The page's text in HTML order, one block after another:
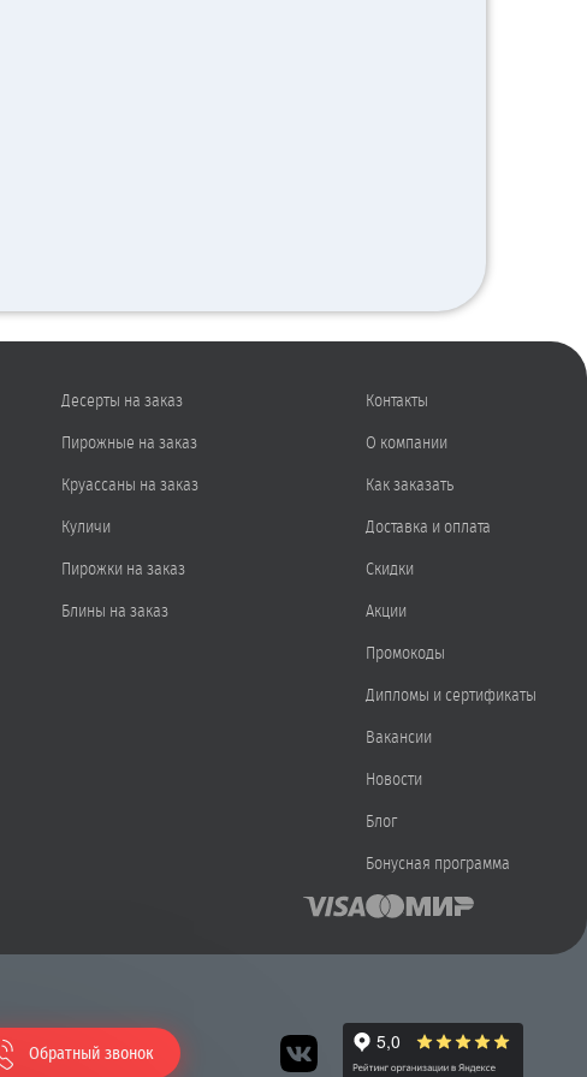
Десерты на заказ
Пирожные на заказ
Круассаны на заказ
Куличи
Пирожки на заказ
Блины на заказ
Контакты
О компании
Как заказать
Доставка и оплата
Скидки
Акции
Промокоды
Дипломы и сертификаты
Вакансии
Новости
Блог
Бонусная программа
Обратный звонок